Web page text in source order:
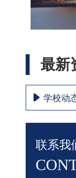
最新
学校动
联系我